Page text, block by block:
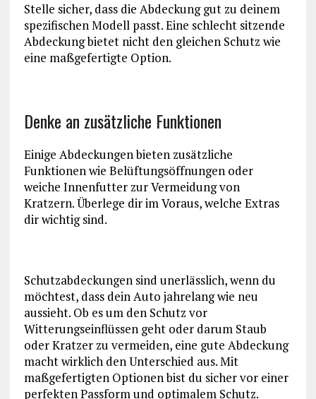
Stelle sicher, dass die Abdeckung gut zu deinem
spezifischen Modell passt. Eine schlecht sitzende
Abdeckung bietet nicht den gleichen Schutz wie
eine maßgefertigte Option.
Denke an zusätzliche Funktionen
Einige Abdeckungen bieten zusätzliche
Funktionen wie Belüftungsöffnungen oder
weiche Innenfutter zur Vermeidung von
Kratzern. Überlege dir im Voraus, welche Extras
dir wichtig sind.
Schutzabdeckungen sind unerlässlich, wenn du
möchtest, dass dein Auto jahrelang wie neu
aussieht. Ob es um den Schutz vor
Witterungseinflüssen geht oder darum Staub
oder Kratzer zu vermeiden, eine gute Abdeckung
macht wirklich den Unterschied aus. Mit
maßgefertigten Optionen bist du sicher vor einer
perfekten Passform und optimalem Schutz.